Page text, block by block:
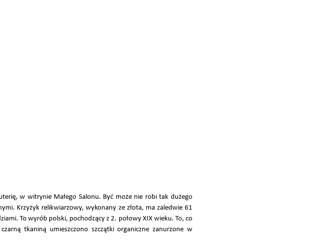
w witrynie Małego Salonu. Być może nie robi tak dużego
Krzyżyk relikwiarzowy, wykonany ze złota, ma zaledwie 61
To wyrób polski, pochodzący z 2. połowy XIX wieku. To, co
tkaniną umieszczono szczątki organiczne zanurzone w